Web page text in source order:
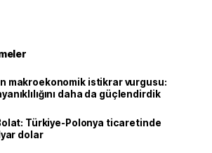
makroekonomik istikrar vurgusu:
daha da güçlendirdik
Türkiye-Polonya ticaretinde
dolar